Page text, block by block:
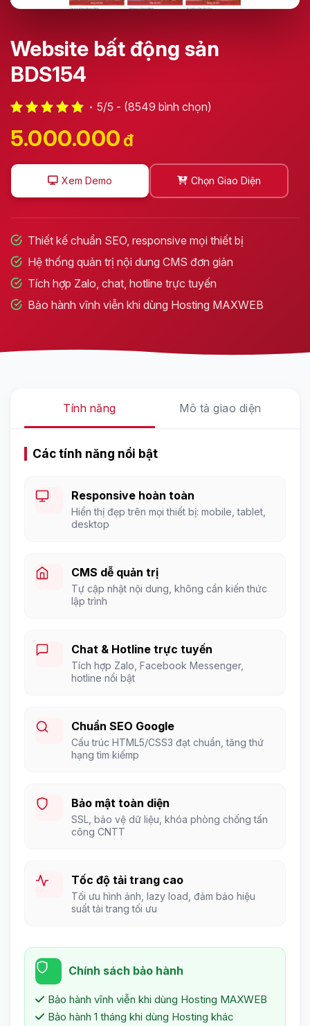
Website bất động sản
BDS154
5/5 - (8549 bình chọn)
5.000.000đ
Xem Demo Chọn Giao Diện
Thiết kế chuẩn SEO, responsive mọi thiết bị
Hệ thống quản trị nội dung CMS đơn giản
Tích hợp Zalo, chat, hotline trực tuyến
Bảo hành vĩnh viễn khi dùng Hosting MAXWEB
Tính năng Mô tả giao diện
Các tính năng nổi bật
Responsive hoàn toàn
Hiển thị đẹp trên mọi thiết bị: mobile, tablet,
desktop
CMS dễ quản trị
Tự cập nhật nội dung, không cần kiến thức
lập trình
Chat & Hotline trực tuyến
Tích hợp Zalo, Facebook Messenger,
hotline nổi bật
Chuẩn SEO Google
Cấu trúc HTML5/CSS3 đạt chuẩn, tăng thứ
hạng tìm kiếmp
Bảo mật toàn diện
SSL, bảo vệ dữ liệu, khóa phòng chống tấn
công CNTT
Tốc độ tải trang cao
Tối ưu hình ảnh, lazy load, đảm bảo hiệu
suất tải trang tối ưu
Chính sách bảo hành
Bảo hành vĩnh viễn khi dùng Hosting MAXWEB
Bảo hành 1 tháng khi dùng Hosting khác